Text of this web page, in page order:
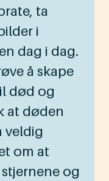
ta
i
dag i dag.
å skape
død og
at døden
veldig
om at
og